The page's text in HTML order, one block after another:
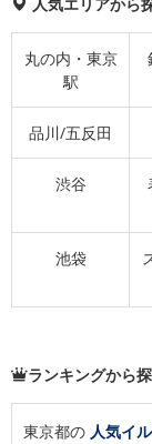
丸の内・東京
駅
品川/五反田
渋谷
池袋
ランキングから
東京都の 人気イ